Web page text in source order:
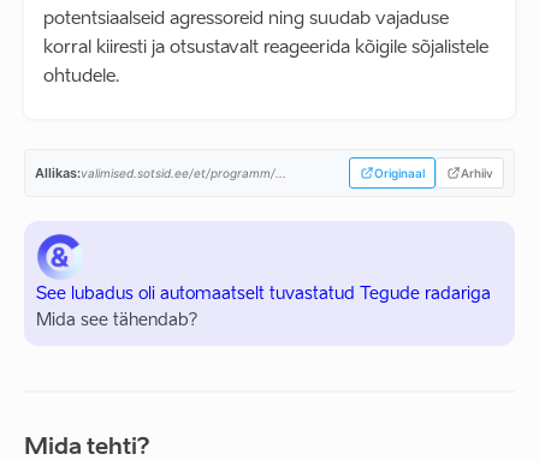
potentsiaalseid agressoreid ning suudab vajaduse
korral kiiresti ja otsustavalt reageerida kõigile sõjalistele
ohtudele.
Allikas:valimised.sotsid.ee/et/programm/... Originaal Arhiiv
See lubadus oli automaatselt tuvastatud Tegude radariga
Mida see tähendab?
Mida tehti?